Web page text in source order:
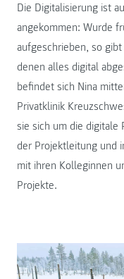
Die Digitalisierung ist
angekommen: Wurde
aufgeschrieben, so
denen alles digital
befindet sich Nina
Privatklinik
sie sich um die digitale
der Projektleitung und
mit ihren Kolleginnen
Projekte.